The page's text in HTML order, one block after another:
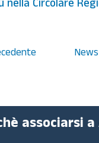
nella Circolare
associarsi a